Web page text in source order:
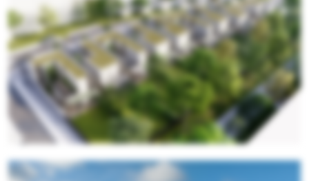
Aménageur
Architecte Mandataire
Bureaux d'études
Spécialiste
Dates